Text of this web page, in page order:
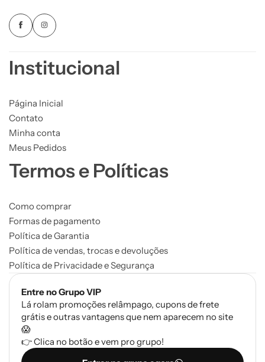
Institucional
Página Inicial
Contato
Minha conta
Meus Pedidos
Termos e Políticas
Como comprar
Formas de pagamento
Política de Garantia
Política de vendas, trocas e devoluções
Política de Privacidade e Segurança
Entre no Grupo VIP
Lá rolam promoções relâmpago, cupons de frete
grátis e outras vantagens que nem aparecem no site
😱
👉 Clica no botão e vem pro grupo!